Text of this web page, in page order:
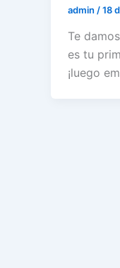
admin /18
Te
es tu
¡luego